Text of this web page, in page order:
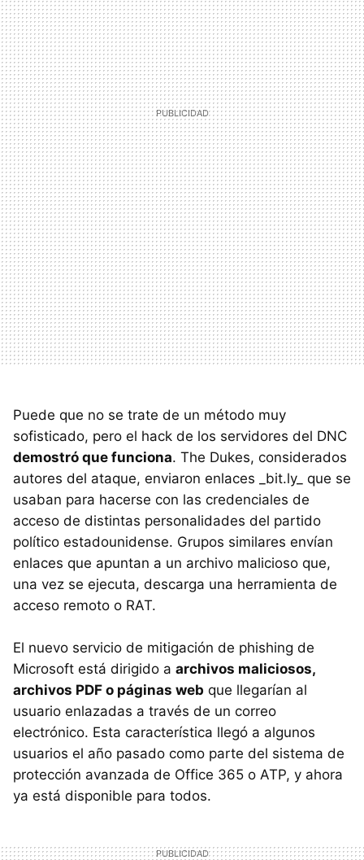
Puede que no se trate de un método muy
sofisticado, pero el hack de los servidores del DNC
demostró que funciona. The Dukes, considerados
autores del ataque, enviaron enlaces _bit.ly_ que se
usaban para hacerse con las credenciales de
acceso de distintas personalidades del partido
político estadounidense. Grupos similares envían
enlaces que apuntan a un archivo malicioso que,
una vez se ejecuta, descarga una herramienta de
acceso remoto o RAT.
El nuevo servicio de mitigación de phishing de
Microsoft está dirigido a archivos maliciosos,
archivos PDF o páginas web que llegarían al
usuario enlazadas a través de un correo
electrónico. Esta característica llegó a algunos
usuarios el año pasado como parte del sistema de
protección avanzada de Office 365 o ATP, y ahora
ya está disponible para todos.